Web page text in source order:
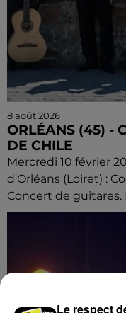
8 août 2026
ORLÉANS (45) -
DE CHILE
Mercredi 10 février
d'Orléans (Loiret) :
Concert de guitares.
Le respect